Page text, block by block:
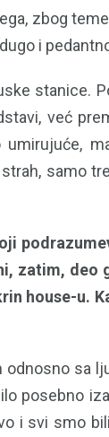
zbog
i
stanice.
već
samo
zatim, deo
house-u.
odnosno sa
posebno
i svi smo